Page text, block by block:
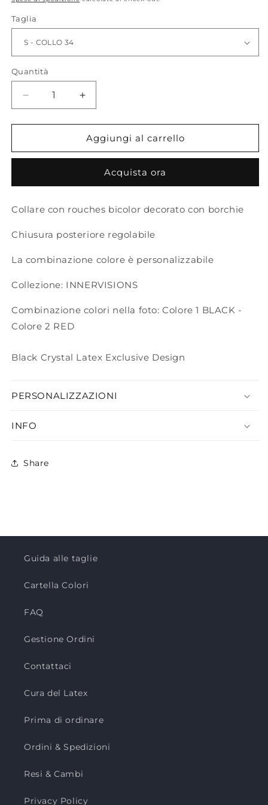
Taglia
Quantità
Quantità
Diminuisci
quantità
per
ELIZABETH_
Collar
Aumenta
quantità
per
ELIZABETH_
Collar
Aggiungi al carrello
Acquista ora
Collare con rouches bicolor decorato con borchie
Chiusura posteriore regolabile
La combinazione colore è personalizzabile
Collezione: INNERVISIONS
Combinazione colori nella foto: Colore 1 BLACK -
Colore 2 RED
Black Crystal Latex Exclusive Design
PERSONALIZZAZIONI
INFO
Share
Guida alle taglie
Cartella Colori
FAQ
Gestione Ordini
Contattaci
Cura del Latex
Prima di ordinare
Ordini & Spedizioni
Resi & Cambi
Privacy Policy